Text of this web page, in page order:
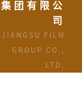
集团有限公
司
JIANGSU FILM
GROUP CO.,
LTD.